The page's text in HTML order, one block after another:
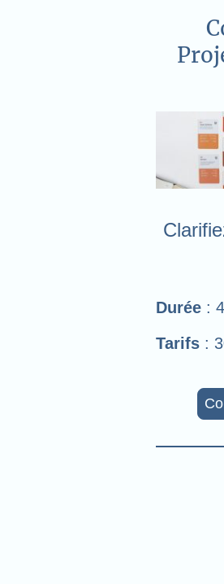
Durée :
Tarifs :